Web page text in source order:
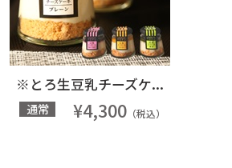
※とろ生豆乳チーズケ...
通常 ¥4,300 （税込）